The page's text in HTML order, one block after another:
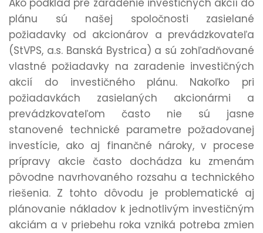
Ako podklad pre zaradenie investičných akcií do
plánu sú našej spoločnosti zasielané
požiadavky od akcionárov a prevádzkovateľa
(StVPS, a.s. Banská Bystrica) a sú zohľadňované
vlastné požiadavky na zaradenie investičných
akcií do investičného plánu. Nakoľko pri
požiadavkách zasielaných akcionármi a
prevádzkovateľom často nie sú jasne
stanovené technické parametre požadovanej
investície, ako aj finančné nároky, v procese
prípravy akcie často dochádza ku zmenám
pôvodne navrhovaného rozsahu a technického
riešenia. Z tohto dôvodu je problematické aj
plánovanie nákladov k jednotlivým investičným
akciám a v priebehu roka vzniká potreba zmien